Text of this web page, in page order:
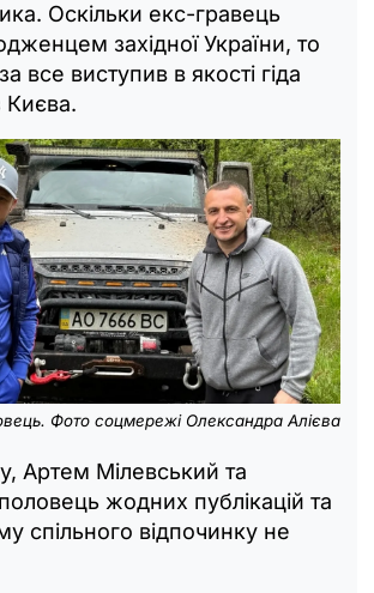
Оскільки екс-гравець
західної України, то
все виступив в якості гіда
Києва.
Фото соцмережі Олександра Алієва
Артем Мілевський та
жодних публікацій та
спільного відпочинку не